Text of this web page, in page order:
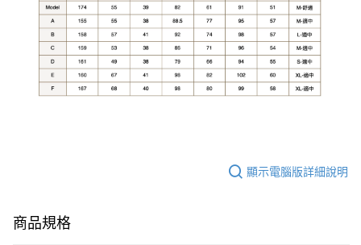
顯示電腦版詳細說明
商品規格